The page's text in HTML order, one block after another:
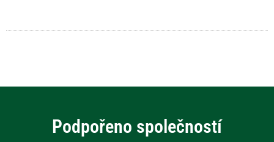
Podpořeno společností